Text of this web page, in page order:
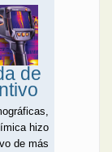
de
hizo
de más